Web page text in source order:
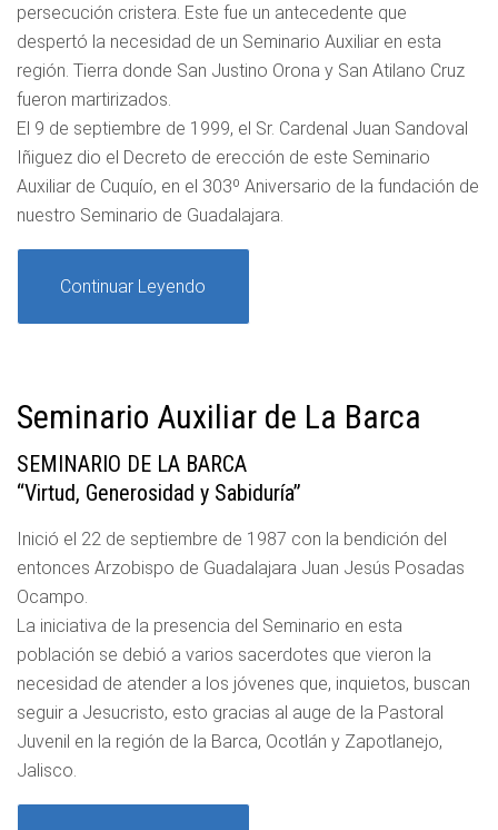
persecución cristera. Este fue un antecedente que
despertó la necesidad de un Seminario Auxiliar en esta
región. Tierra donde San Justino Orona y San Atilano Cruz
fueron martirizados.
El 9 de septiembre de 1999, el Sr. Cardenal Juan Sandoval
Iñiguez dio el Decreto de erección de este Seminario
Auxiliar de Cuquío, en el 303º Aniversario de la fundación de
nuestro Seminario de Guadalajara.
Continuar Leyendo
Seminario Auxiliar de La Barca
SEMINARIO DE LA BARCA
“Virtud, Generosidad y Sabiduría”
Inició el 22 de septiembre de 1987 con la bendición del
entonces Arzobispo de Guadalajara Juan Jesús Posadas
Ocampo.
La iniciativa de la presencia del Seminario en esta
población se debió a varios sacerdotes que vieron la
necesidad de atender a los jóvenes que, inquietos, buscan
seguir a Jesucristo, esto gracias al auge de la Pastoral
Juvenil en la región de la Barca, Ocotlán y Zapotlanejo,
Jalisco.